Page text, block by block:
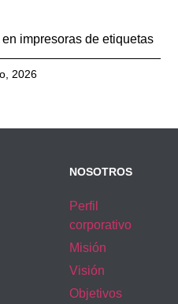
impresoras de etiquetas
2026
NOSOTROS
Perfil
corporativo
Misión
Visión
Objetivos